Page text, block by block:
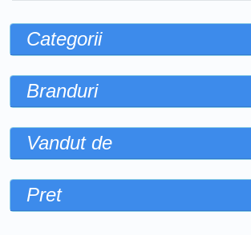
Categorii
Branduri
Vandut de
Pret